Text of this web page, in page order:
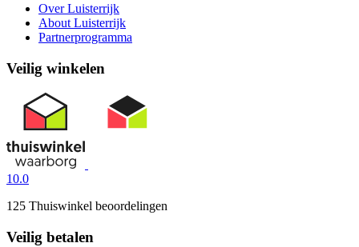
Over Luisterrijk
About Luisterrijk
Partnerprogramma
Veilig winkelen
10.0
125 Thuiswinkel beoordelingen
Veilig betalen